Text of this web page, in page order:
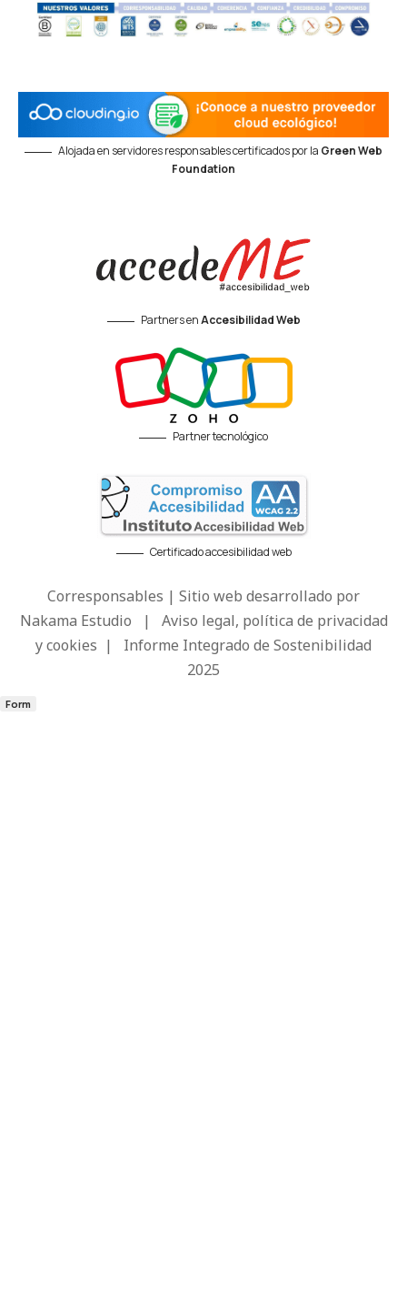
Alojada en servidores responsables certificados por la Green Web
Foundation
Partners enAccesibilidad Web
Partner tecnológico
Certificado accesibilidad web
Corresponsables | Sitio web desarrollado por
Nakama Estudio | Aviso legal, política de privacidad
y cookies | Informe Integrado de Sostenibilidad
2025
Form